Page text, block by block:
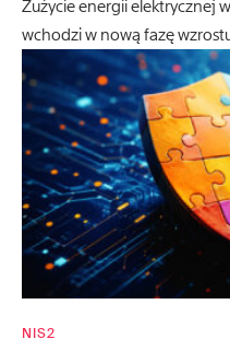
Zużycie energii elektrycznej
wchodzi w nową fazę
NIS2